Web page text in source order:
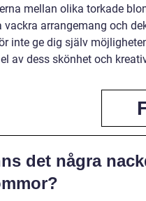
mellan olika torkade
vackra arrangemang och
inte ge dig själv
av dess skönhet och
det några